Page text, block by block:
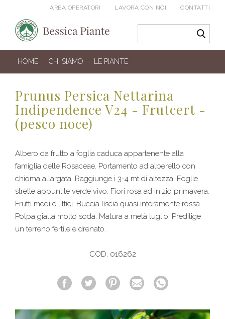
AREA OPERATORI LAVORA CON NOI CONTATTI
HOME CHI SIAMO LE PIANTE
Prunus Persica Nettarina
Indipendence V24 - Frutcert -
(pesco noce)
Albero da frutto a foglia caduca appartenente alla
famiglia delle Rosaceae. Portamento ad alberello con
chioma allargata. Raggiunge i 3-4 mt di altezza. Foglie
strette appuntite verde vivo. Fiori rosa ad inizio primavera.
Frutti medi ellittici. Buccia liscia quasi interamente rossa.
Polpa gialla molto soda. Matura a metà luglio. Predilige
un terreno fertile e drenato.
COD. 016262